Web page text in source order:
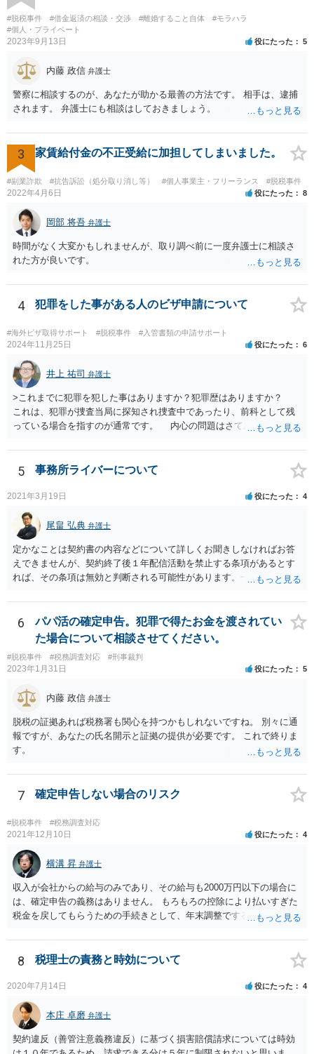
#脱税事件 #借金返済の相談・交渉 #離婚すること自体
#モラハラ
#個人・プライベート
2023年9月13日 役にたった 5
内藤 政信 弁護士
警察に相談するのが、あなたが助かる最善の方法です。 相手は、逮捕
されます。 弁護士にも相談はしておきましょう。
3 家賃給付金の不正受給に加担してしまいました。
#副業詐欺 #抗告訴訟（処分取り消し等） #個人事業主・フリーランス #脱税事件
2022年4月6日 役にたった 8
岡部 将吾 弁護士
時間がなく大変かもしれませんが、取り調べ前に一度弁護士に相談さ
れた方が良いです。
4 犯罪をした事がある人のビザ申請について
#海外ビザ取得サポート #脱税事件 #入管書類の申請サポート
2024年11月25日 役にたった 6
井上 祐司 弁護士
>これまでに犯罪を犯した事はありますか？犯罪歴はありますか？
これは、犯罪が捜査当局に探知され捜査中であったり、前科として残
っている場合を指すのが通常です。 内心の問題はさておき、ご質問
5 事務所ライバーについて
2021年3月19日 役にたった 4
尾畠 弘典 弁護士
定かなことは契約書の内容などについて詳しくお聞きしなければお答
えできませんが、契約終了後１年配信活動を禁止する条項があるとす
れば、その条項は無効と判断される可能性があります。一度実際に弁
した方がよろしいかと存じます。
6
パパ活の確定申告。犯罪で得たお金を渡されてい
た場合について相談させてください。
#脱税事件 #税務調査対応 #刑事裁判
2023年1月31日 役にたった 5
内藤 政信 弁護士
脱税の証拠あれば税務署も関心を持つかもしれないですね。 別々に通
報ですが、あなたの氏名開示と証拠の提供が必要です。 これで終りま
す。
7 確定申告しない場合のリスク
#脱税事件 #税務調査対応
2021年12月10日 役にたった 4
横溝 昇 弁護士
収入が会社からの給与のみであり、その給与も2000万円以下の場合に
は、確定申告の義務はありません。 もろもろの控除により払いすぎた
税金を戻してもらうための手続きとして、年末調整でするのか、確定
する義務がある場合で確定申告をしなかった場合には、税務署の調査
等があり、本来払うべき税金にプラスして加算税の処分を科される場
合もあります。 高額なものでもない限り単なる無申告だけでは直ちに
逮捕されないとは思います。
8 税理士の責務と時効について
2020年7月14日 役にたった 4
本庄 卓磨 弁護士
契約違反（善管注意義務違反）に基づく損害賠償請求については時効